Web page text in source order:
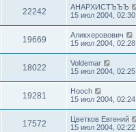
22242
АНАРХИСТЪЪЪ
15 июл 2004, 02:30
19669
Аликхеровович
15 июл 2004, 02:28
18022
Voldemar
15 июл 2004, 02:25
19281
Hooch
15 июл 2004, 02:24
17572
Цветков Евгений
15 июл 2004, 02:22